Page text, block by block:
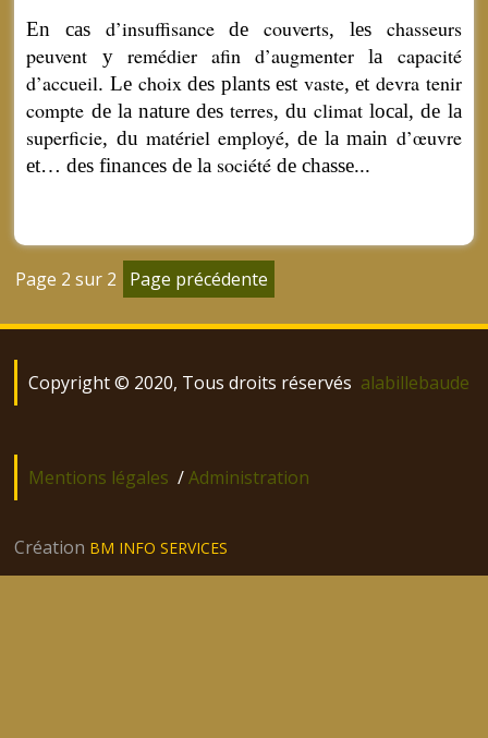
En cas d’insuffisancedecouverts, les chasseurs
peuvent y remédier afin d’augmenter la capacité
d’accueil. Le choix des plants est vaste, et devra tenir
compte de la nature des terres, duclimat local, de la
superficie, du matériel employé, de la main d’œuvre
et… des finances de la société de chasse...
Posts
navigation
Page 2 sur 2
Copyright © 2020, Tous droits réservés alabillebaude
Mentions légales /Administration
Création BM INFO SERVICES